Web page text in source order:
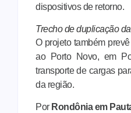
dispositivos de retorno.
Trecho de duplicação
O projeto também
ao Porto Novo, em
transporte de cargas
da região.
Por Rondônia em